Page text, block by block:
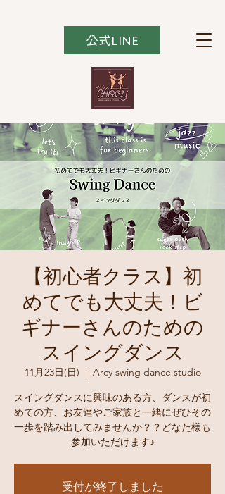
公式LINE
【初心者クラス】初
めてでも大丈夫！ビ
ギナーさんのための
スイングダンス
11月23日(日)
  |
Arcy swing dance studio
スイングダンスに興味のある方、ダンスが初
めての方、お友達やご家族と一緒にぜひその
一歩を踏み出してみませんか？？どなた様も
参加いただけます♪
受付が終了しました